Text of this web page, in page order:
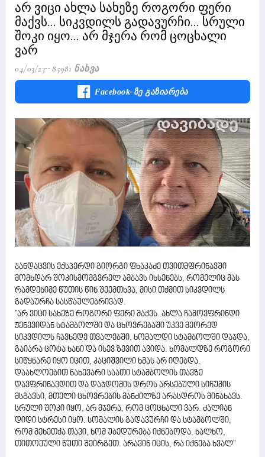
არ ვიცი ახლა სახეზე როგორი ფერი
მაქვს... სიკვდილს გადავურჩი... სრული
შოკი იყო... არ მჯერა რომ ცოცხალი
ვარ
04/03/23 85981 Ნახვა
Facebook-Ზე Გაზიარება
ჯანდაცვის ექსპერდი გიორგი ფხაკაძე თვითმფრინავში
მომხდარ შოკისმომგვრელ ამბავს იხსენებს, რომელიც მას
რამდენიმე წუთის წინ შეემთხვა, მისი თქმით სიკვდილს
გადაურჩა სასწაულებრივად.
"არ ვიცი სახეზე როგორი ფერი მაქვს. ახლა ჩამოვფრინდი
ჟენევიდან სტამბოლში და ცხოვრებაში უკვე მეორედ
სიკვდილს ჩავხედე თვალებში. ხომალდი სტამბოლში დაჯდა,
გაიარა ცოტა ხანი და ისევ ზევით ავიდა. ხომალდზე როგორი
სიწყნარე იყო იცით, კაციშვილი ხმას არ იღებდა.
დაახლოებით ნახევარი საათი სტამბოლის თავზე
დავფრინავდით და დაჯდომის დროს არსებული სიჩუმის
მსგავსი, მთელი ცხოვრების მანძილზე არასდროს მინახავს.
სრული შოკი იყო, არ მჯერა, რომ ცოცხალი ვარ. ძალიან
დიდი სტრესი იყო. სომალის გადავურჩი და სტამბოლში,
რომ მეხეთქა თავი, ხომ უბედურება იქნებოდა. ხალხო,
თითოეული წუთი შეირგეთ. არავინ იცის, რა იქნება ხვალ"